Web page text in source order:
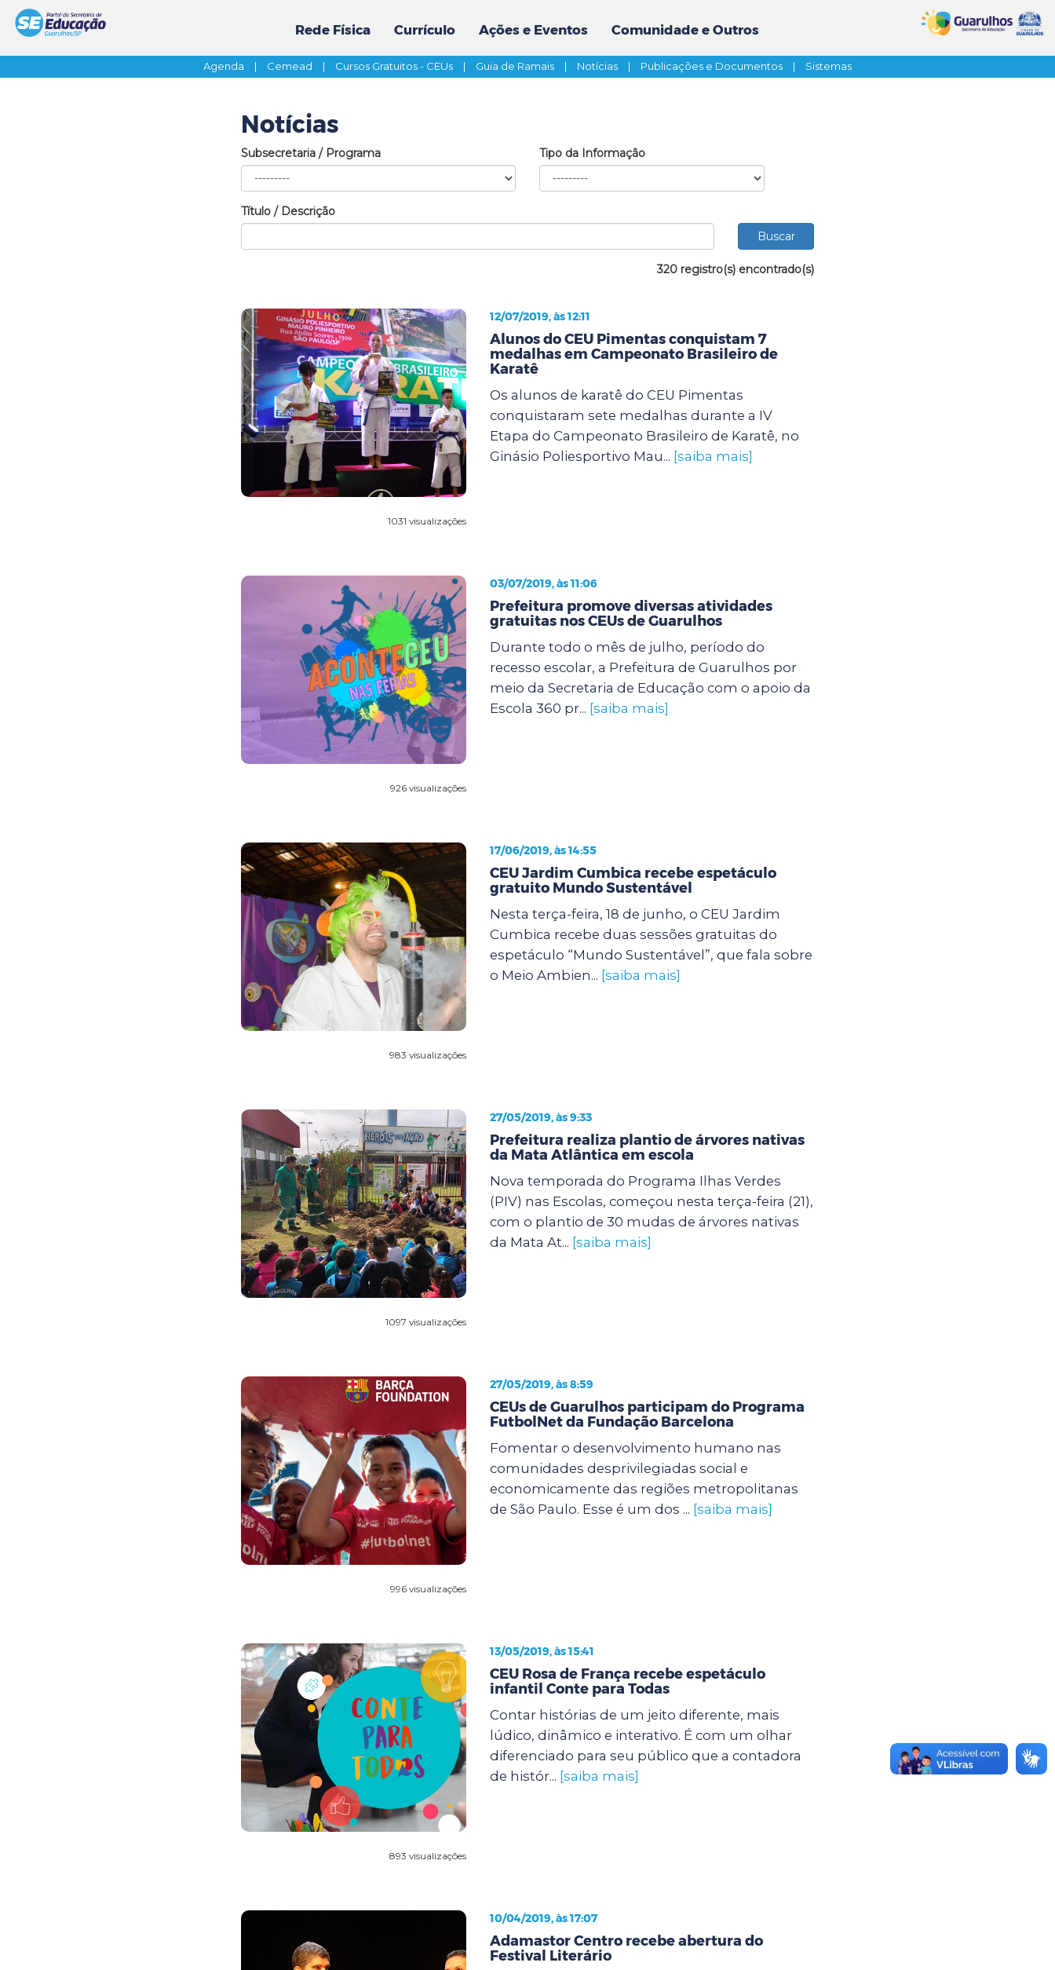
Rede Física Currículo Ações e Eventos Comunidade e Outros
Agenda | Cemead | Cursos Gratuitos - CEUs | Guia de Ramais | Notícias | Publicações e Documentos | Sistemas
Notícias
Subsecretaria / Programa Tipo da Informação
Título / Descrição
320 registro(s) encontrado(s)
1031 visualizações
12/07/2019, às 12:11
Alunos do CEU Pimentas conquistam 7
medalhas em Campeonato Brasileiro de
Karatê
Os alunos de karatê do CEU Pimentas
conquistaram sete medalhas durante a IV
Etapa do Campeonato Brasileiro de Karatê, no
Ginásio Poliesportivo Mau... [saiba mais]
926 visualizações
03/07/2019, às 11:06
Prefeitura promove diversas atividades
gratuitas nos CEUs de Guarulhos
Durante todo o mês de julho, período do
recesso escolar, a Prefeitura de Guarulhos por
meio da Secretaria de Educação com o apoio da
Escola 360 pr... [saiba mais]
983 visualizações
17/06/2019, às 14:55
CEU Jardim Cumbica recebe espetáculo
gratuito Mundo Sustentável
Nesta terça-feira, 18 de junho, o CEU Jardim
Cumbica recebe duas sessões gratuitas do
espetáculo “Mundo Sustentável”, que fala sobre
o Meio Ambien... [saiba mais]
1097 visualizações
27/05/2019, às 9:33
Prefeitura realiza plantio de árvores nativas
da Mata Atlântica em escola
Nova temporada do Programa Ilhas Verdes
(PIV) nas Escolas, começou nesta terça-feira (21),
com o plantio de 30 mudas de árvores nativas
da Mata At... [saiba mais]
996 visualizações
27/05/2019, às 8:59
CEUs de Guarulhos participam do Programa
FutbolNet da Fundação Barcelona
Fomentar o desenvolvimento humano nas
comunidades desprivilegiadas social e
economicamente das regiões metropolitanas
de São Paulo. Esse é um dos ... [saiba mais]
893 visualizações
13/05/2019, às 15:41
CEU Rosa de França recebe espetáculo
infantil Conte para Todas
Contar histórias de um jeito diferente, mais
lúdico, dinâmico e interativo. É com um olhar
diferenciado para seu público que a contadora
de histór... [saiba mais]
10/04/2019, às 17:07
Adamastor Centro recebe abertura do
Festival Literário